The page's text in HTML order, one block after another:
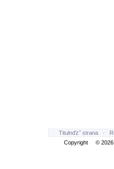
Titulnďż˝ strana ·
Copyright © 2026